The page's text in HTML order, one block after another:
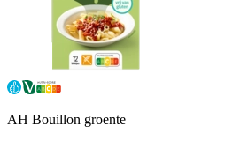
AH Bouillon groente